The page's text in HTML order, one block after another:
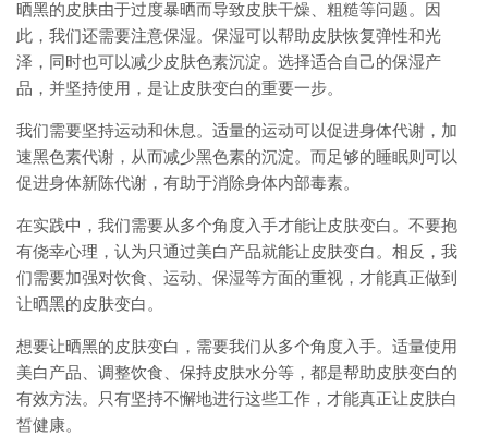
晒黑的皮肤由于过度暴晒而导致皮肤干燥、粗糙等问题。因
此，我们还需要注意保湿。保湿可以帮助皮肤恢复弹性和光
泽，同时也可以减少皮肤色素沉淀。选择适合自己的保湿产
品，并坚持使用，是让皮肤变白的重要一步。
我们需要坚持运动和休息。适量的运动可以促进身体代谢，加
速黑色素代谢，从而减少黑色素的沉淀。而足够的睡眠则可以
促进身体新陈代谢，有助于消除身体内部毒素。
在实践中，我们需要从多个角度入手才能让皮肤变白。不要抱
有侥幸心理，认为只通过美白产品就能让皮肤变白。相反，我
们需要加强对饮食、运动、保湿等方面的重视，才能真正做到
让晒黑的皮肤变白。
想要让晒黑的皮肤变白，需要我们从多个角度入手。适量使用
美白产品、调整饮食、保持皮肤水分等，都是帮助皮肤变白的
有效方法。只有坚持不懈地进行这些工作，才能真正让皮肤白
皙健康。